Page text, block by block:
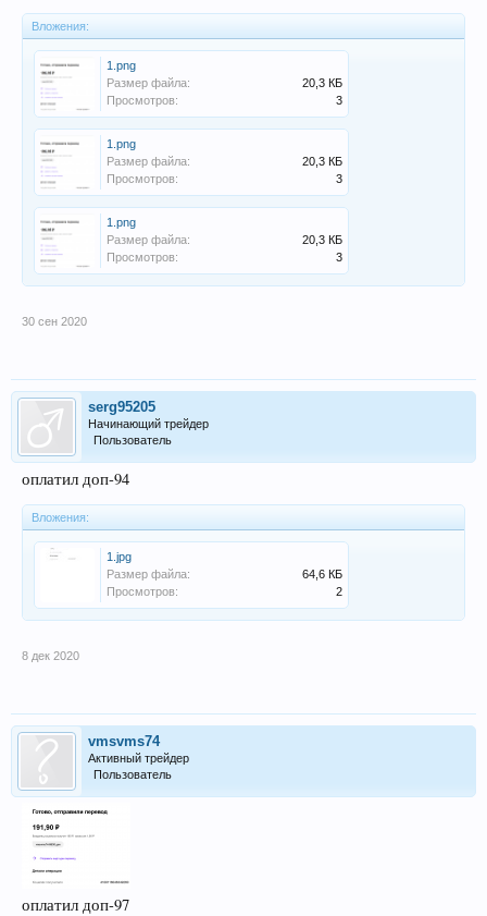
Вложения:
1.png
Размер файла:
20,3 КБ
Просмотров:
3
1.png
Размер файла:
20,3 КБ
Просмотров:
3
1.png
Размер файла:
20,3 КБ
Просмотров:
3
30 сен 2020
serg95205
Начинающий трейдер
Пользователь
оплатил доп-94
Вложения:
1.jpg
Размер файла:
64,6 КБ
Просмотров:
2
8 дек 2020
vmsvms74
Активный трейдер
Пользователь
оплатил доп-97